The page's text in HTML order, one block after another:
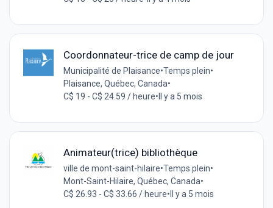
Coordonnateur-trice de camp de jour
Municipalité de Plaisance•Temps plein•
Plaisance, Québec, Canada•
C$ 19 - C$ 24.59 / heure• Il y a 5 mois
Animateur(trice) bibliothèque
ville de mont-saint-hilaire•Temps plein•
Mont-Saint-Hilaire, Québec, Canada•
C$ 26.93 - C$ 33.66 / heure• Il y a 5 mois